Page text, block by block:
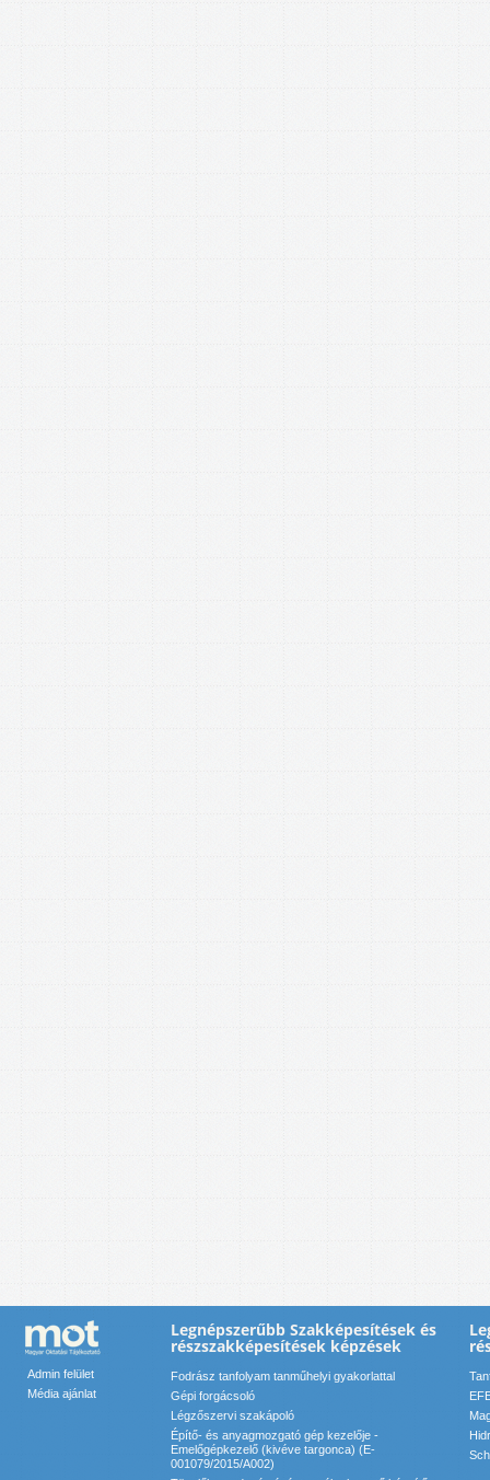
Admin felület
Média ajánlat
Legnépszerűbb Szakképesítések és
részszakképesítések képzések
Fodrász tanfolyam tanműhelyi gyakorlattal
Gépi forgácsoló
Légzőszervi szakápoló
Építő- és anyagmozgató gép kezelője -
Emelőgépkezelő (kivéve targonca) (E-
001079/2015/A002)